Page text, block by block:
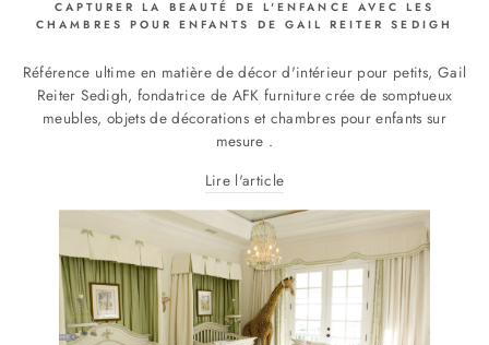
CAPTURER LA BEAUTÉ DE L'ENFANCE AVEC LES
CHAMBRES POUR ENFANTS DE GAIL REITER SEDIGH
Référence ultime en matière de décor d'intérieur pour petits, Gail
Reiter Sedigh, fondatrice de AFK furniture crée de somptueux
meubles, objets de décorations et chambres pour enfants sur
mesure .
Lire l'article